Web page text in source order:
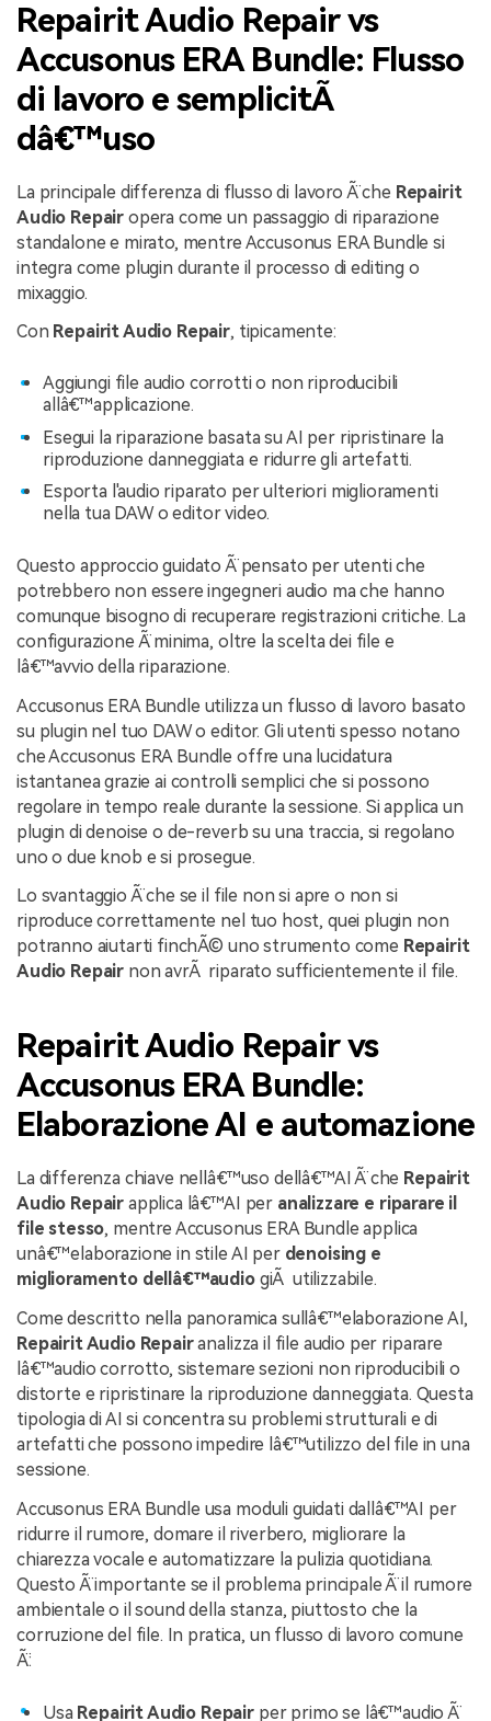
Repairit Audio Repair vs
Accusonus ERA Bundle: Flusso
di lavoro e semplicitÃ
dâ€™uso
La principale differenza di flusso di lavoro Ã¨ che Repairit
Audio Repair opera come un passaggio di riparazione
standalone e mirato, mentre Accusonus ERA Bundle si
integra come plugin durante il processo di editing o
mixaggio.
Con Repairit Audio Repair, tipicamente:
Aggiungi file audio corrotti o non riproducibili
allâ€™applicazione.
Esegui la riparazione basata su AI per ripristinare la
riproduzione danneggiata e ridurre gli artefatti.
Esporta l'audio riparato per ulteriori miglioramenti
nella tua DAW o editor video.
Questo approccio guidato Ã¨ pensato per utenti che
potrebbero non essere ingegneri audio ma che hanno
comunque bisogno di recuperare registrazioni critiche. La
configurazione Ã¨ minima, oltre la scelta dei file e
lâ€™avvio della riparazione.
Accusonus ERA Bundle utilizza un flusso di lavoro basato
su plugin nel tuo DAW o editor. Gli utenti spesso notano
che Accusonus ERA Bundle offre una lucidatura
istantanea grazie ai controlli semplici che si possono
regolare in tempo reale durante la sessione. Si applica un
plugin di denoise o de-reverb su una traccia, si regolano
uno o due knob e si prosegue.
Lo svantaggio Ã¨ che se il file non si apre o non si
riproduce correttamente nel tuo host, quei plugin non
potranno aiutarti finchÃ© uno strumento come Repairit
Audio Repair non avrÃ riparato sufficientemente il file.
Repairit Audio Repair vs
Accusonus ERA Bundle:
Elaborazione AI e automazione
La differenza chiave nellâ€™uso dellâ€™AI Ã¨ che Repairit
Audio Repair applica lâ€™AI per analizzare e riparare il
file stesso, mentre Accusonus ERA Bundle applica
unâ€™elaborazione in stile AI per denoising e
miglioramento dellâ€™audiogiÃ utilizzabile.
Come descritto nella panoramica sullâ€™elaborazione AI,
Repairit Audio Repairanalizza il file audio per riparare
lâ€™audio corrotto, sistemare sezioni non riproducibili o
distorte e ripristinare la riproduzione danneggiata. Questa
tipologia di AI si concentra su problemi strutturali e di
artefatti che possono impedire lâ€™utilizzo del file in una
sessione.
Accusonus ERA Bundle usa moduli guidati dallâ€™AI per
ridurre il rumore, domare il riverbero, migliorare la
chiarezza vocale e automatizzare la pulizia quotidiana.
Questo Ã¨ importante se il problema principale Ã¨ il rumore
ambientale o il sound della stanza, piuttosto che la
corruzione del file. In pratica, un flusso di lavoro comune
Ã¨:
Usa Repairit Audio Repair per primo se lâ€™audio Ã¨